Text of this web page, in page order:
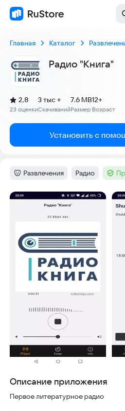
Главная Каталог
Радио "Книга"
Рейтинг:
2,8
(
23 оценки
)
Скачиваний
3 тыс +
Размер
7.6 MB
Возраст
12+
Установить с
Категория:
Развлечения Тег:
Радио Тег :
Скриншоты
Описание приложения
Первое литературное радио